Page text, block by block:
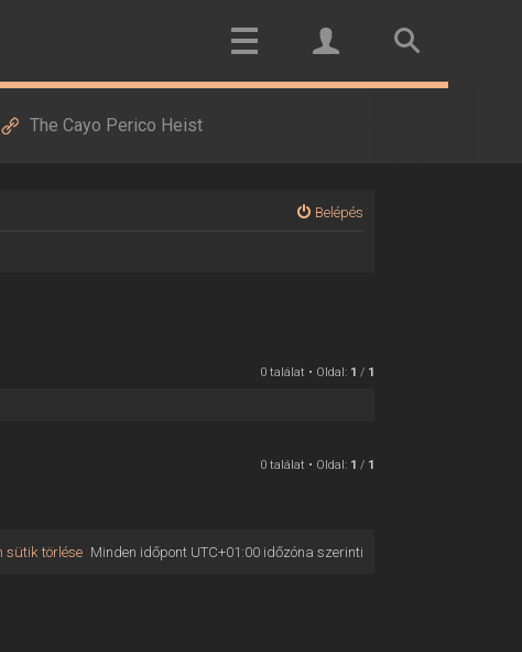
The Cayo Perico Heist
Belépés
0 találat • Oldal: 1 / 1
0 találat • Oldal: 1 / 1
Minden időpont UTC+01:00időzóna szerinti
sütik törlése